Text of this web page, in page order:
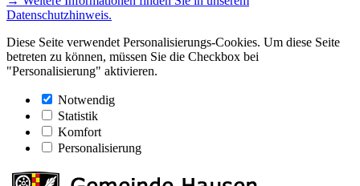
Datenschutzhinweis.
Diese Seite verwendet Personalisierungs-Cookies. Um diese Seite
betreten zu können, müssen Sie die Checkbox bei
"Personalisierung" aktivieren.
Notwendig
Statistik
Komfort
Personalisierung